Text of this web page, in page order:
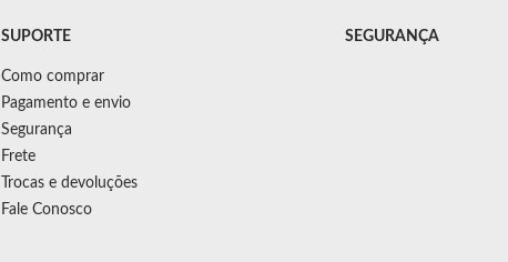
SUPORTE
Como comprar
Pagamento e envio
Segurança
Frete
Trocas e devoluções
Fale Conosco
SEGURANÇA